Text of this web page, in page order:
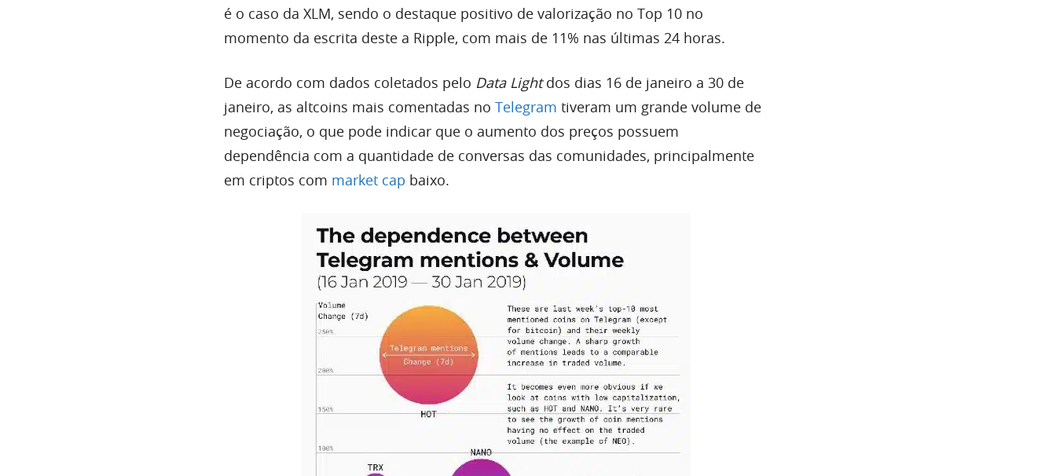
é o caso da XLM, sendo o destaque positivo de valorização no Top 10 no
momento da escrita deste a Ripple, com mais de 11% nas últimas 24 horas.
De acordo com dados coletados pelo Data Lightdos dias 16 de janeiro a 30 de
janeiro, as altcoins mais comentadas no Telegram tiveram um grande volume de
negociação, o que pode indicar que o aumento dos preços possuem
dependência com a quantidade de conversas das comunidades, principalmente
em criptos com market cap baixo.